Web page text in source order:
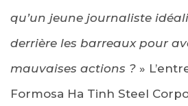
qu’un jeune journaliste
derrière les barreaux pour
mauvaises actions ? »
Formosa Ha Tinh Steel